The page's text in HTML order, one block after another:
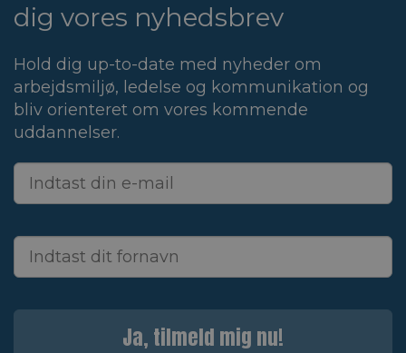
dig vores nyhedsbrev
Hold dig up-to-date med nyheder om
arbejdsmiljø, ledelse og kommunikation og
bliv orienteret om vores kommende
uddannelser.
Ja, tilmeld mig nu!